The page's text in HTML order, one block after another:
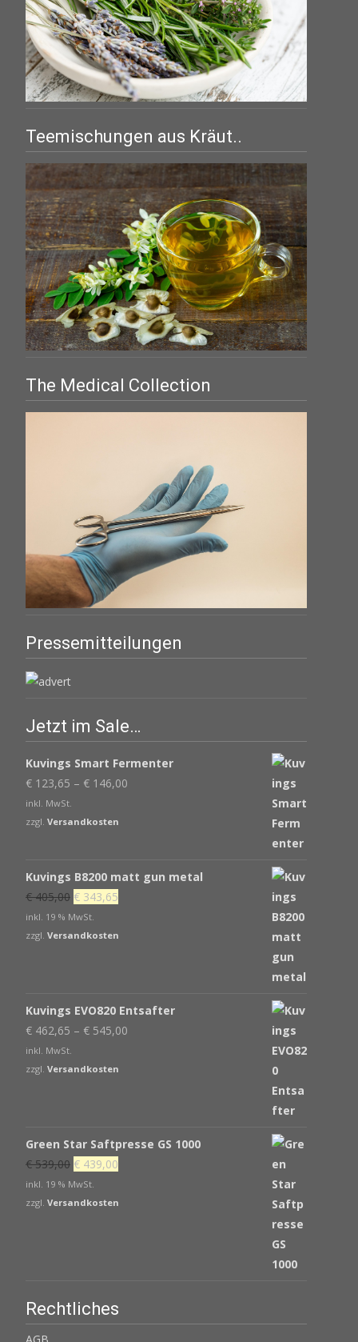
Teemischungen aus Kräut..
The Medical Collection
Pressemitteilungen
Jetzt im Sale…
Kuvings Smart Fermenter
€ 123,65 – € 146,00
inkl. MwSt.
zzgl. Versandkosten
Kuvings B8200 matt gun metal
€405,00 Ursprünglicher
Preis
war:
€ 343,65
ist:
inkl. 19 % MwSt.
zzgl. Versandkosten
Kuvings EVO820 Entsafter
€ 462,65 – € 545,00
inkl. MwSt.
zzgl. Versandkosten
Green Star Saftpresse GS 1000
€539,00 Ursprünglicher
Preis
war:
€ 439,00
ist:
inkl. 19 % MwSt.
zzgl. Versandkosten
Rechtliches